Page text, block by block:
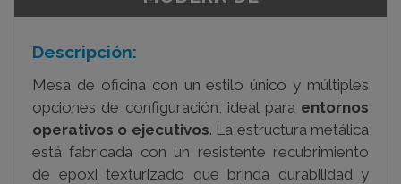
Descripción:
Mesa de oficina con un estilo único y múltiples
opciones de configuración, ideal para entornos
operativos o ejecutivos. La estructura metálica
está fabricada con un resistente recubrimiento
de epoxi texturizado que brinda durabilidad y